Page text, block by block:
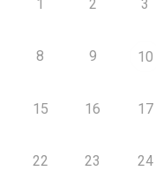
1 2 3
8 9 10
15 16 17
22 23 24